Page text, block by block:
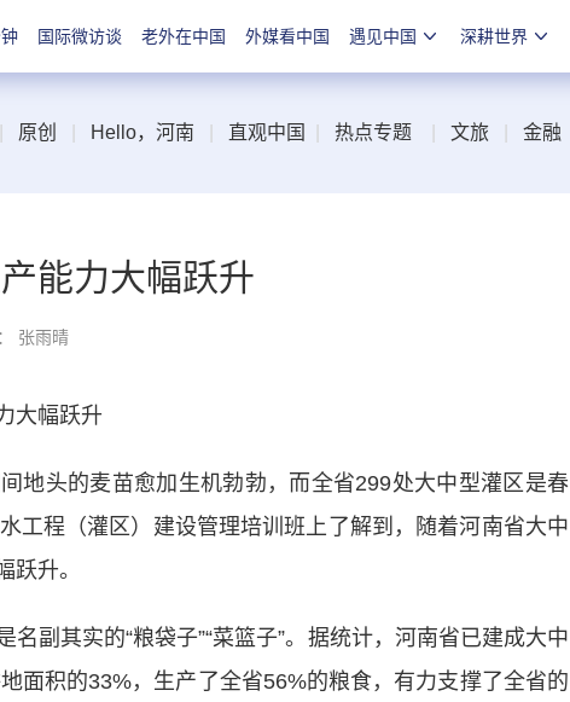
国际微访谈 老外在中国 外媒看中国 遇见中国 深耕世界
原创 Hello，河南 直观中国 热点专题 文旅 金融
能力大幅跃升
张雨晴
大幅跃升
头的麦苗愈加生机勃勃，而全省299处大中型灌区是春
工程（灌区）建设管理培训班上了解到，随着河南省大中
跃升。
其实的“粮袋子”“菜篮子”。据统计，河南省已建成大中
面积的33%，生产了全省56%的粮食，有力支撑了全省的